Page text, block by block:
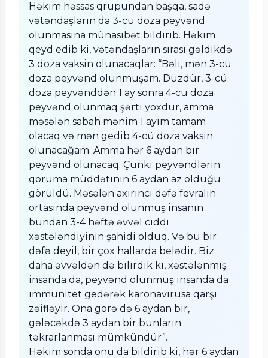
Həkim həssas qrupundan başqa, sadə
vətəndaşların da 3-cü doza peyvənd
olunmasına münasibət bildirib. Həkim
qeyd edib ki, vətəndaşların sırası gəldikdə
3 doza vaksin olunacaqlar: “Bəli, mən 3-cü
doza peyvənd olunmuşam. Düzdür, 3-cü
doza peyvənddən 1 ay sonra 4-cü doza
peyvənd olunmaq şərti yoxdur, amma
məsələn sabah mənim 1 ayım tamam
olacaq və mən gedib 4-cü doza vaksin
olunacağam. Amma hər 6 aydan bir
peyvənd olunacaq. Çünki peyvəndlərin
qoruma müddətinin 6 aydan az olduğu
görüldü. Məsələn axırıncı dəfə fevralın
ortasında peyvənd olunmuş insanın
bundan 3-4 həftə əvvəl ciddi
xəstələndiyinin şahidi olduq. Və bu bir
dəfə deyil, bir çox hallarda belədir. Biz
daha əvvəldən də bilirdik ki, xəstələnmiş
insanda da, peyvənd olunmuş insanda da
immunitet gedərək karonavirusa qarşı
zəifləyir. Ona görə də 6 aydan bir,
gələcəkdə 3 aydan bir bunların
təkrarlanması mümkündür”.
Həkim sonda onu da bildirib ki, hər 6 aydan